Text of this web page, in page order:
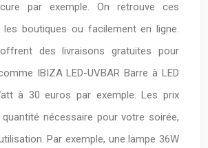
par exemple. On retrouve ces
les boutiques ou facilement en ligne.
des livraisons gratuites pour
IBIZA LED-UVBAR Barre à LED
à 30 euros par exemple. Les prix
nécessaire pour votre soirée,
Par exemple, une lampe 36W